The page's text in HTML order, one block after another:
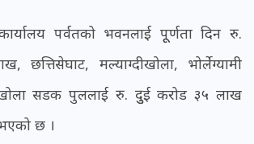
पर्वतको भवनलाई पूूर्णता दिन रु.
छत्तिसेघाट, मल्याग्दीखोला, भोर्लेग्यामी
सडक पुललाई रु. दुुई करोड ३५ लाख
छ ।